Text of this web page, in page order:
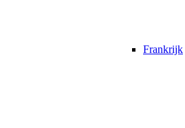
Frankrijk